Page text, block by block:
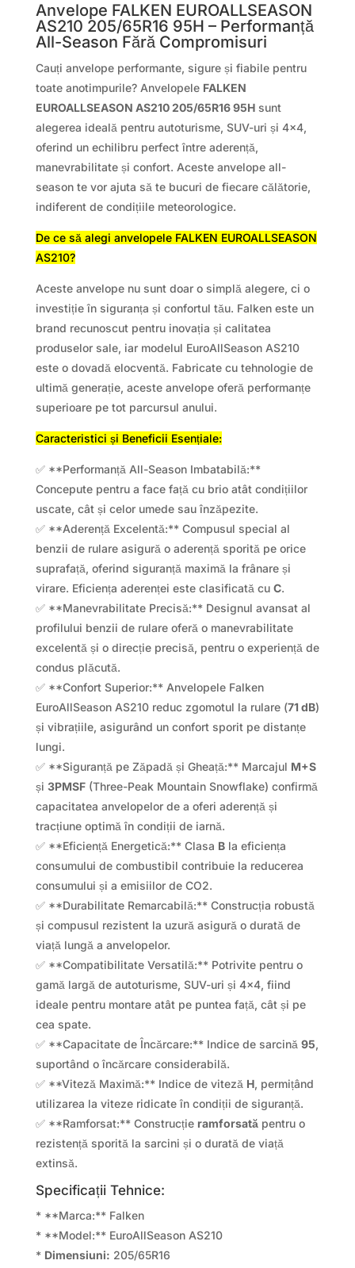
Anvelope FALKEN EUROALLSEASON
AS210 205/65R16 95H – Performanță
All-Season Fără Compromisuri
Cauți anvelope performante, sigure și fiabile pentru
toate anotimpurile? Anvelopele FALKEN
EUROALLSEASON AS210 205/65R16 95Hsunt
alegerea ideală pentru autoturisme, SUV-uri și 4×4,
oferind un echilibru perfect între aderență,
manevrabilitate și confort. Aceste anvelope all-
season te vor ajuta să te bucuri de fiecare călătorie,
indiferent de condițiile meteorologice.
De ce să alegi anvelopele FALKEN EUROALLSEASON
AS210?
Aceste anvelope nu sunt doar o simplă alegere, ci o
investiție în siguranța și confortul tău. Falken este un
brand recunoscut pentru inovația și calitatea
produselor sale, iar modelul EuroAllSeason AS210
este o dovadă elocventă. Fabricate cu tehnologie de
ultimă generație, aceste anvelope oferă performanțe
superioare pe tot parcursul anului.
Caracteristici și Beneficii Esențiale:
✅ **Performanță All-Season Imbatabilă:**
Concepute pentru a face față cu brio atât condițiilor
uscate, cât și celor umede sau înzăpezite.
✅ **Aderență Excelentă:** Compusul special al
benzii de rulare asigură o aderență sporită pe orice
suprafață, oferind siguranță maximă la frânare și
virare. Eficiența aderenței este clasificată cu C.
✅ **Manevrabilitate Precisă:** Designul avansat al
profilului benzii de rulare oferă o manevrabilitate
excelentă și o direcție precisă, pentru o experiență de
condus plăcută.
✅ **Confort Superior:** Anvelopele Falken
EuroAllSeason AS210 reduc zgomotul la rulare (71 dB)
și vibrațiile, asigurând un confort sporit pe distanțe
lungi.
✅ **Siguranță pe Zăpadă și Gheață:** Marcajul M+S
și 3PMSF(Three-Peak Mountain Snowflake) confirmă
capacitatea anvelopelor de a oferi aderență și
tracțiune optimă în condiții de iarnă.
✅ **Eficiență Energetică:** Clasa Bla eficiența
consumului de combustibil contribuie la reducerea
consumului și a emisiilor de CO2.
✅ **Durabilitate Remarcabilă:** Construcția robustă
și compusul rezistent la uzură asigură o durată de
viață lungă a anvelopelor.
✅ **Compatibilitate Versatilă:** Potrivite pentru o
gamă largă de autoturisme, SUV-uri și 4×4, fiind
ideale pentru montare atât pe puntea față, cât și pe
cea spate.
✅ **Capacitate de Încărcare:** Indice de sarcină 95,
suportând o încărcare considerabilă.
✅ **Viteză Maximă:** Indice de viteză H, permițând
utilizarea la viteze ridicate în condiții de siguranță.
✅ **Ramforsat:** Construcție ramforsatăpentru o
rezistență sporită la sarcini și o durată de viață
extinsă.
Specificații Tehnice:
* **Marca:** Falken
* **Model:** EuroAllSeason AS210
* Dimensiuni: 205/65R16